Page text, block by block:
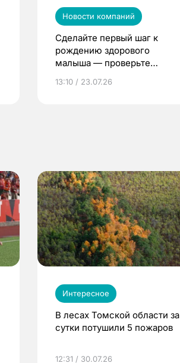
Новости компаний
Сделайте первый шаг к
рождению здорового
малыша — проверьте
по ОМС!
13:10 / 23.07.26
Интересное
В лесах Томской области за
сутки потушили 5 пожаров
12:31 / 30.07.26